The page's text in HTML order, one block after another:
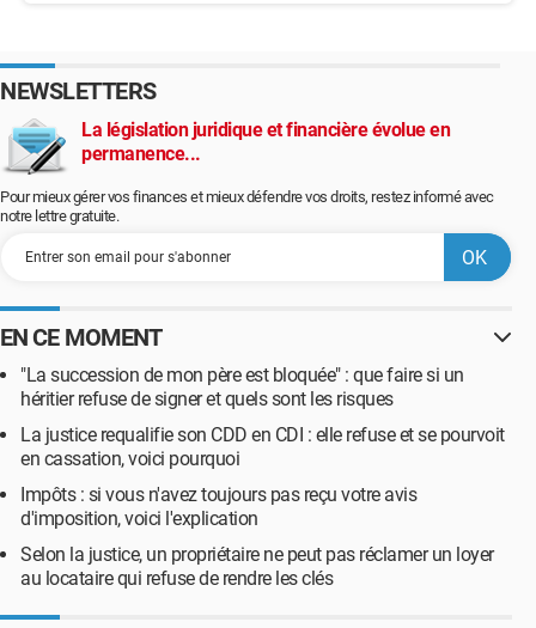
NEWSLETTERS
La législation juridique et financière évolue en
permanence...
Pour mieux gérer vos finances et mieux défendre vos droits, restez informé avec
notre lettre gratuite.
EN CE MOMENT
"La succession de mon père est bloquée" : que faire si un
héritier refuse de signer et quels sont les risques
La justice requalifie son CDD en CDI : elle refuse et se pourvoit
en cassation, voici pourquoi
Impôts : si vous n'avez toujours pas reçu votre avis
d'imposition, voici l'explication
Selon la justice, un propriétaire ne peut pas réclamer un loyer
au locataire qui refuse de rendre les clés